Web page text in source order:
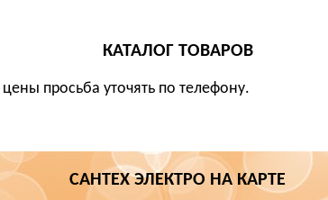
КАТАЛОГ ТОВАРОВ
просьба уточять по телефону.
САНТЕХ ЭЛЕКТРО НА КАРТЕ